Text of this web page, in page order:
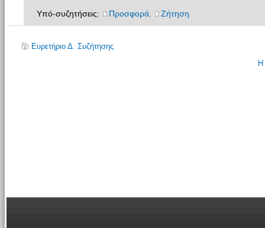
Υπό-συζητήσεις: Προσφορά, Ζήτηση
Ευρετήριο Δ. Συζήτησης
Η